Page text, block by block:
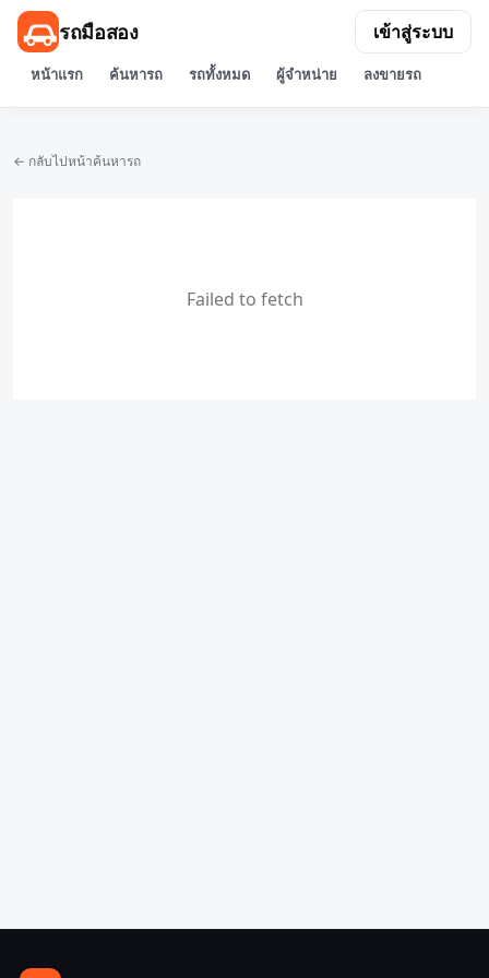
รถมือสอง
หน้าแรก ค้นหารถ รถทั้งหมด ผู้จำหน่าย ลงขายรถ
เข้าสู่ระบบ
← กลับไปหน้าค้นหารถ
Failed to fetch